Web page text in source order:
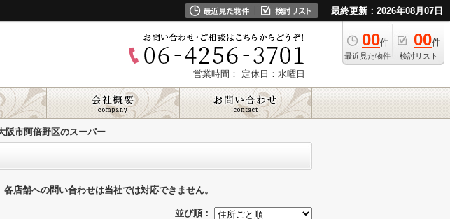
最終更新：2026年08月07日
00件
最近見た物件
00件
検討リスト
営業時間： 定休日：水曜日
阪市阿倍野区のスーパー
店舗への問い合わせは当社では対応できません。
並び順：